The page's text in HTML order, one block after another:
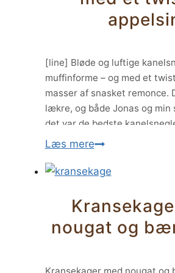
[line] Bløde og luftige
muffinforme – og med et
masser af snasket remonce.
lækre, og både Jonas og min
det var de bedste
bagt. Så det bliver vidst ikke
Læs mereKanelsnegle
med
twist
af
nougat og
Kransekager med nougat og